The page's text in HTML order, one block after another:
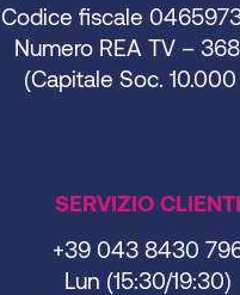
Codice fiscale
Numero REA TV –
(Capitale Soc. 10.000
SERVIZIO CLIENTI
+39 043 8430
Lun (15:30/19:30)